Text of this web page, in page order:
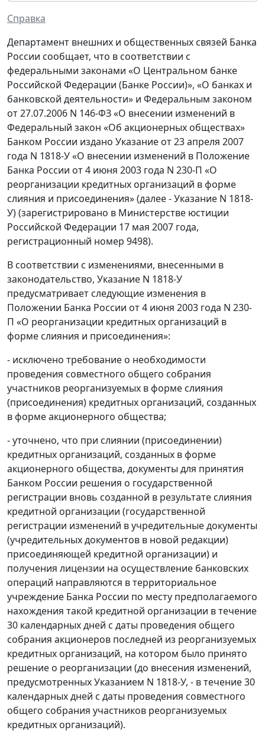
Справка
Департамент внешних и общественных связей Банка
России сообщает, что в соответствии с
федеральными законами «О Центральном банке
Российской Федерации (Банке России)», «О банках и
банковской деятельности» и Федеральным законом
от 27.07.2006 N 146-ФЗ «О внесении изменений в
Федеральный закон «Об акционерных обществах»
Банком России издано Указание от 23 апреля 2007
года N 1818-У «О внесении изменений в Положение
Банка России от 4 июня 2003 года N 230-П «О
реорганизации кредитных организаций в форме
слияния и присоединения» (далее - Указание N 1818-
У) (зарегистрировано в Министерстве юстиции
Российской Федерации 17 мая 2007 года,
регистрационный номер 9498).
В соответствии с изменениями, внесенными в
законодательство, Указание N 1818-У
предусматривает следующие изменения в
Положении Банка России от 4 июня 2003 года N 230-
П «О реорганизации кредитных организаций в
форме слияния и присоединения»:
- исключено требование о необходимости
проведения совместного общего собрания
участников реорганизуемых в форме слияния
(присоединения) кредитных организаций, созданных
в форме акционерного общества;
- уточнено, что при слиянии (присоединении)
кредитных организаций, созданных в форме
акционерного общества, документы для принятия
Банком России решения о государственной
регистрации вновь созданной в результате слияния
кредитной организации (государственной
регистрации изменений в учредительные документы
(учредительных документов в новой редакции)
присоединяющей кредитной организации) и
получения лицензии на осуществление банковских
операций направляются в территориальное
учреждение Банка России по месту предполагаемого
нахождения такой кредитной организации в течение
30 календарных дней с даты проведения общего
собрания акционеров последней из реорганизуемых
кредитных организаций, на котором было принято
решение о реорганизации (до внесения изменений,
предусмотренных Указанием N 1818-У, - в течение 30
календарных дней с даты проведения совместного
общего собрания участников реорганизуемых
кредитных организаций).